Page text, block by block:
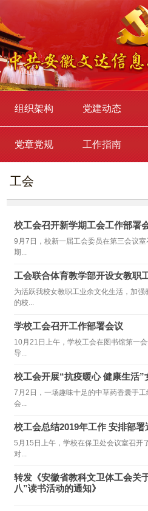
组织架构 党建动态
党章党规 工作指南
工会
校工会召开新学期工会工作部署
9月7日，校新一届工会委员在第三会议
期...
工会联合体育教学部开设女教职
为活跃我校女教职工业余文化生活，加
的校...
学校工会召开工作部署会议
10月21日上午，学校工会在图书馆第一
导...
校工会开展“抗疫暖心 健康生活
7月2日，一场趣味十足的中草药香囊手
会...
校工会总结2019年工作 安排部
5月15日上午，学校在保卫处会议室召开
对...
转发《安徽省教科文卫体工会关
八”读书活动的通知》